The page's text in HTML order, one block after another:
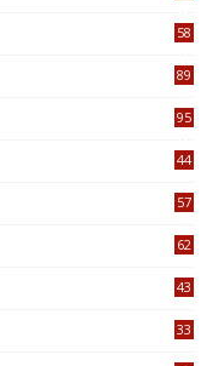
58
89
95
44
57
62
43
33